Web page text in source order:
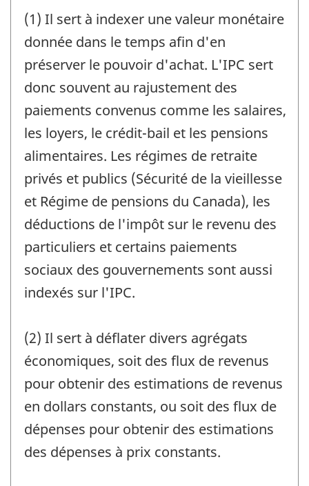
(1) Il sert à indexer une valeur monétaire
donnée dans le temps afin d'en
préserver le pouvoir d'achat. L'IPC sert
donc souvent au rajustement des
paiements convenus comme les salaires,
les loyers, le crédit-bail et les pensions
alimentaires. Les régimes de retraite
privés et publics (Sécurité de la vieillesse
et Régime de pensions du Canada), les
déductions de l'impôt sur le revenu des
particuliers et certains paiements
sociaux des gouvernements sont aussi
indexés sur l'IPC.
(2) Il sert à déflater divers agrégats
économiques, soit des flux de revenus
pour obtenir des estimations de revenus
en dollars constants, ou soit des flux de
dépenses pour obtenir des estimations
des dépenses à prix constants.